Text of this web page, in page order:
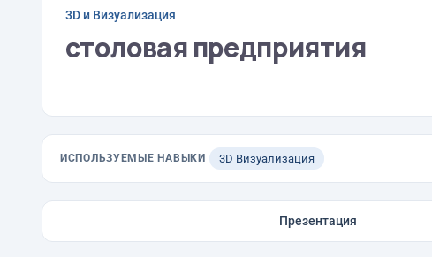
3D и Визуализация
столовая предприятия
ИСПОЛЬЗУЕМЫЕ НАВЫКИ 3D Визуализация
Презентация